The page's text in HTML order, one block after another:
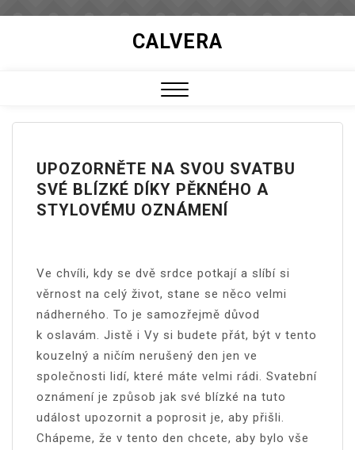
CALVERA
UPOZORNĚTE NA SVOU SVATBU
SVÉ BLÍZKÉ DÍKY PĚKNÉHO A
STYLOVÉMU OZNÁMENÍ
Ve chvíli, kdy se dvě srdce potkají a slíbí si
věrnost na celý život, stane se něco velmi
nádherného. To je samozřejmě důvod
k oslavám. Jistě i Vy si budete přát, být v tento
kouzelný a ničím nerušený den jen ve
společnosti lidí, které máte velmi rádi. Svatební
oznámení je způsob jak své blízké na tuto
událost upozornit a poprosit je, aby přišli.
Chápeme, že v tento den chcete, aby bylo vše